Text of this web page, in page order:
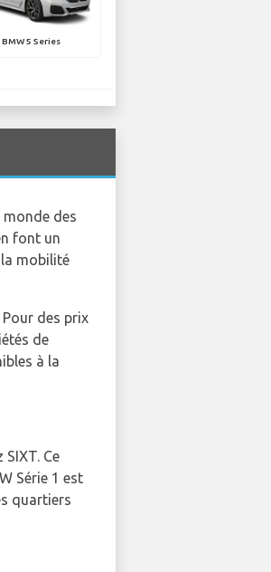
BMW 5 Series
des
font un
mobilité
des prix
de
à la
Ce
Série 1 est
quartiers